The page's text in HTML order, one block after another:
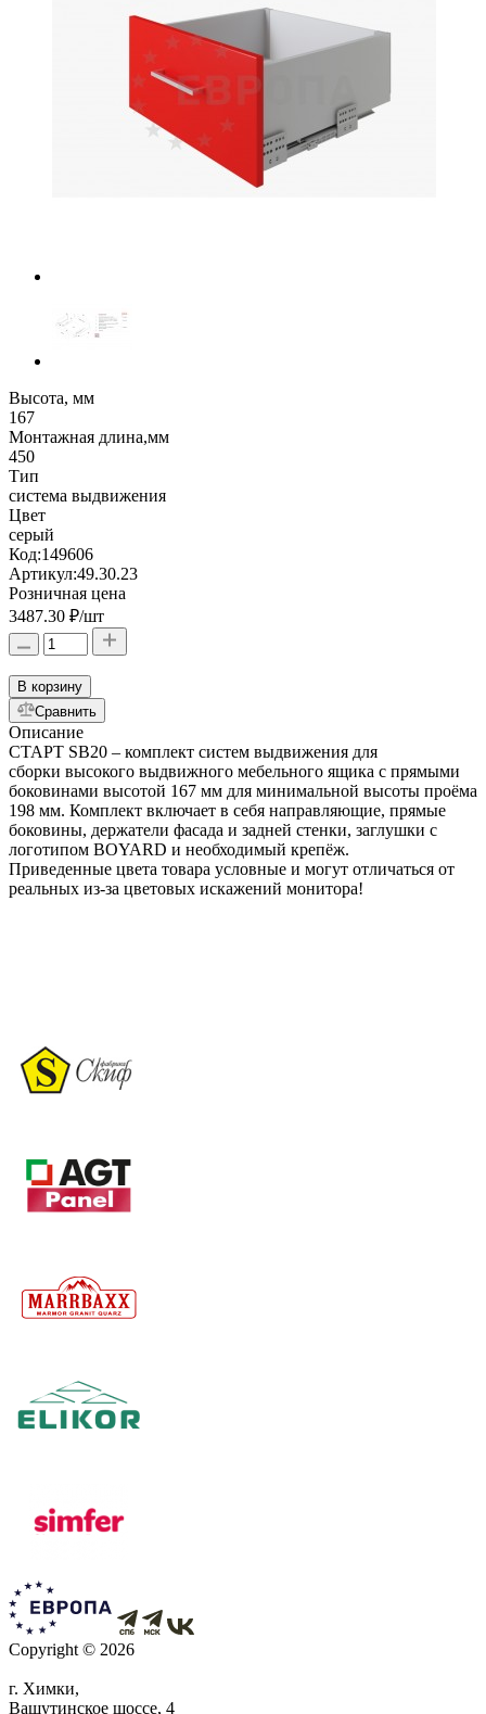
Высота, мм
167
Монтажная длина,мм
450
Тип
система выдвижения
Цвет
серый
Код:149606
Артикул:49.30.23
Розничная цена
3487.30 ₽/шт
В корзину
Сравнить
Описание
СТАРТ SB20 – комплект систем выдвижения для
сборки высокого выдвижного мебельного ящика с прямыми
боковинами высотой 167 мм для минимальной высоты проёма
198 мм. Комплект включает в себя направляющие, прямые
боковины, держатели фасада и задней стенки, заглушки с
логотипом BOYARD и необходимый крепёж.
Приведенные цвета товара условные и могут отличаться от
реальных из-за цветовых искажений монитора!
Copyright © 2026
г. Химки,
Вашутинское шоссе, 4